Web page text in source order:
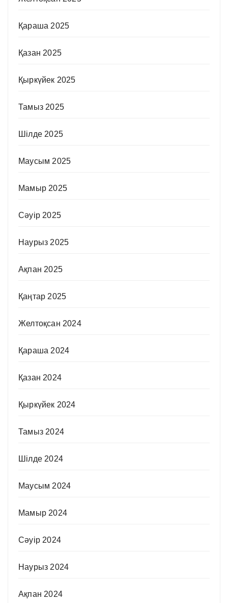
Қараша 2025
Қазан 2025
Қыркүйек 2025
Тамыз 2025
Шілде 2025
Маусым 2025
Мамыр 2025
Сәуір 2025
Наурыз 2025
Ақпан 2025
Қаңтар 2025
Желтоқсан 2024
Қараша 2024
Қазан 2024
Қыркүйек 2024
Тамыз 2024
Шілде 2024
Маусым 2024
Мамыр 2024
Сәуір 2024
Наурыз 2024
Ақпан 2024